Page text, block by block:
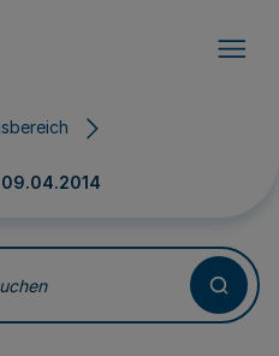
09.04.2014